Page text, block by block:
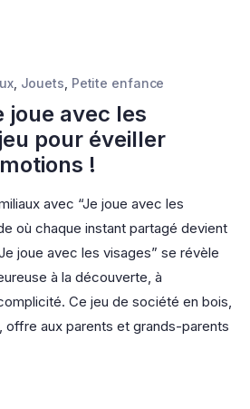
, Jouets Petite enfance
joue avec les
pour éveiller
!
avec “Je joue avec les
où chaque instant partagé devient
joue avec les visages” se révèle
à la découverte, à
Ce jeu de société en bois,
offre aux parents et grands-parents